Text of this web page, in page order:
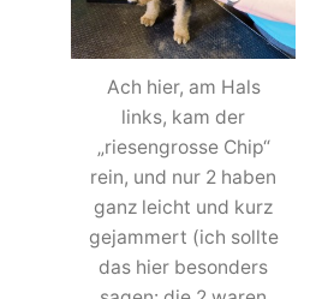
Ach hier, am Hals
links, kam der
„riesengrosse Chip“
rein, und nur 2 haben
ganz leicht und kurz
gejammert (ich sollte
das hier besonders